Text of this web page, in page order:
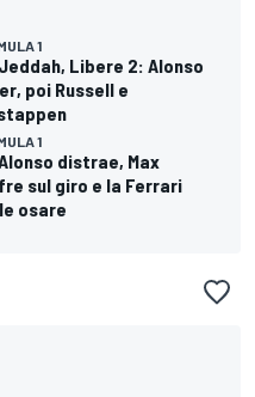
1
Jeddah, Libere 2: Alonso
poi Russell e
1
Alonso distrae, Max
sul giro e la Ferrari
osare